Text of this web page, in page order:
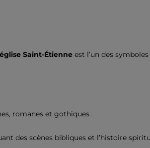
Saint-Étienne est l’un des
romanes et gothiques.
des scènes bibliques et l’histoire